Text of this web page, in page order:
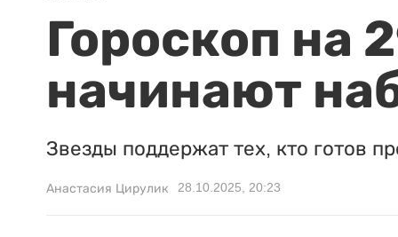
Гороскоп на
начинают
Звезды поддержат тех, кто готов
Анастасия Цирулик 28.10.2025, 20:23